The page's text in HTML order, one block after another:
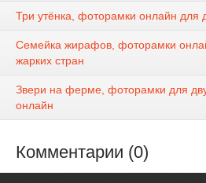
Три утёнка, фоторамки онлайн для
Семейка жирафов, фоторамки
жарких стран
Звери на ферме, фоторамки для
онлайн
Комментарии (0)